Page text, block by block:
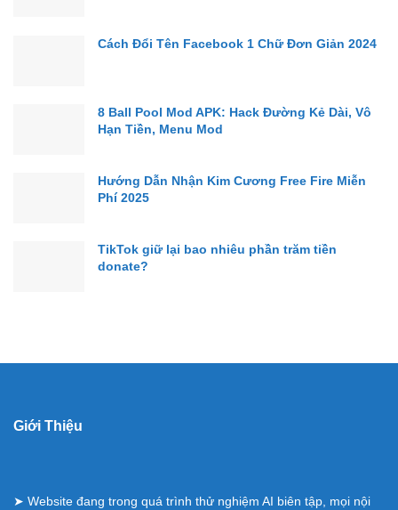
Cách Đổi Tên Facebook 1 Chữ Đơn Giản 2024
8 Ball Pool Mod APK: Hack Đường Kẻ Dài, Vô
Hạn Tiền, Menu Mod
Hướng Dẫn Nhận Kim Cương Free Fire Miễn
Phí 2025
TikTok giữ lại bao nhiêu phần trăm tiền
donate?
Giới Thiệu
➤ Website đang trong quá trình thử nghiệm AI biên tập, mọi nội